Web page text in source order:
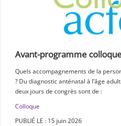
Avant-programme
Quels accompagnements de la
? Du diagnostic anténatal à l’âge
deux jours de congrès sont de :
Colloque
PUBLIÉ LE : 15 juin 2026